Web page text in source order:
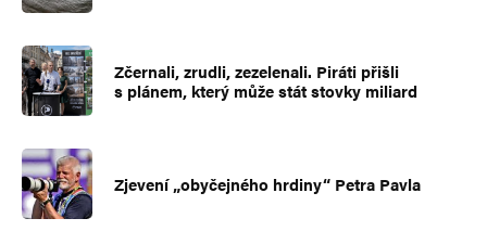
Zčernali, zrudli, zezelenali. Piráti přišli
s plánem, který může stát stovky miliard
Zjevení „obyčejného hrdiny“ Petra Pavla